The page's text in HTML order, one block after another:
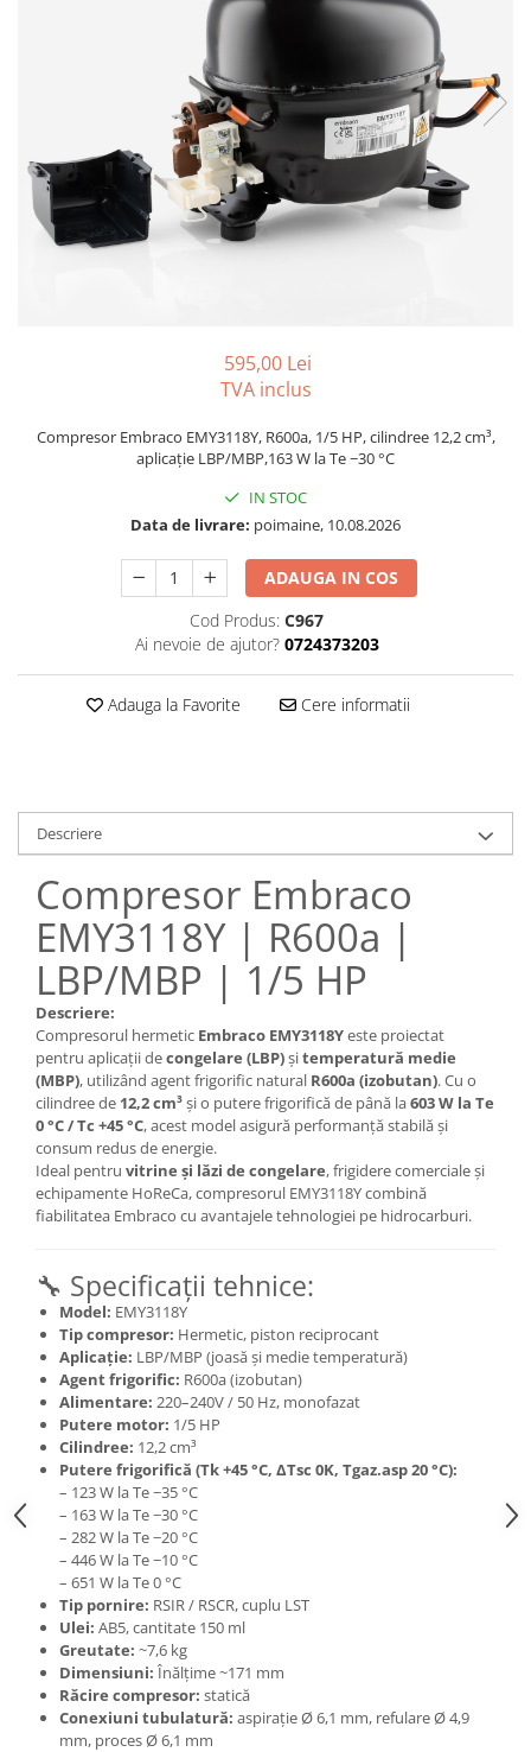
Ventilatoare EbmPapst
Ventilatoare WEIGUANG
Ventilatoare turbina
VENTILATOARE AXIALE
Compresoare Cubigel R134a
Compresoare Cubigel R404a
Compresoare Jiaxipera
595,00 Lei
TVA inclus
Compresor Embraco EMY3118Y, R600a, 1/5 HP, cilindree 12,2 cm³,
aplicație LBP/MBP,163 W la Te −30 °C
IN STOC
Data de livrare: poimaine, 10.08.2026
ADAUGA IN COS
Cod Produs: C967
Ai nevoie de ajutor? 0724373203
Adauga la Favorite Cere informatii
Descriere
Compresor Embraco
EMY3118Y | R600a |
LBP/MBP | 1/5 HP
Descriere:
Compresorul hermetic Embraco EMY3118Yeste proiectat
pentru aplicații decongelare (LBP)șitemperatură medie
(MBP), utilizând agent frigorific natural R600a (izobutan). Cu o
cilindree de 12,2 cm³și o putere frigorifică de până la603 W la Te
0 °C / Tc +45 °C, acest model asigură performanță stabilă și
consum redus de energie.
Ideal pentru vitrine și lăzi de congelare, frigidere comerciale și
echipamente HoReCa, compresorul EMY3118Y combină
fiabilitatea Embraco cu avantajele tehnologiei pe hidrocarburi.
🔧 Specificații tehnice:
Model: EMY3118Y
Tip compresor: Hermetic, piston reciprocant
Aplicație: LBP/MBP (joasă și medie temperatură)
Agent frigorific: R600a (izobutan)
Alimentare: 220–240V / 50 Hz, monofazat
Putere motor: 1/5 HP
Cilindree: 12,2 cm³
Putere frigorifică (Tk +45 °C, ΔTsc 0K, Tgaz.asp 20 °C):
– 123 W la Te −35 °C
– 163 W la Te −30 °C
– 282 W la Te −20 °C
– 446 W la Te −10 °C
– 651 W la Te 0 °C
Tip pornire: RSIR / RSCR, cuplu LST
Ulei: AB5, cantitate 150 ml
Greutate: ~7,6 kg
Dimensiuni: Înălțime ~171 mm
Răcire compresor: statică
Conexiuni tubulatură: aspirație Ø 6,1 mm, refulare Ø 4,9
mm, proces Ø 6,1 mm